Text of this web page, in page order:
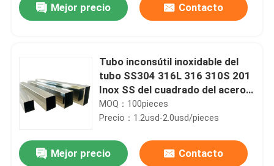
Mejor precio Contacto
Tubo inconsútil inoxidable del
tubo SS304 316L 316 310S 201
Inox SS del cuadrado del acero
de ASTM A270 A554
MOQ：100pieces
Precio：1.2usd-2.0usd/pieces
Mejor precio Contacto